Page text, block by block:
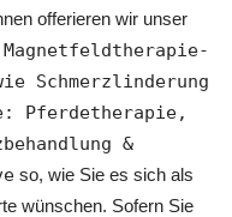
offerieren wir unser
Magnetfeldtherapie-
Schmerzlinderung
Pferdetherapie,
&
so, wie Sie es sich als
wünschen. Sofern Sie